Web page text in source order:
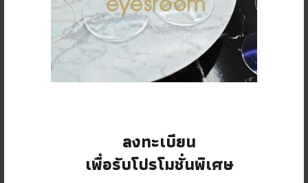
ลงทะเบียน
เพื่อรับโปรโมชั่นพิเศษ